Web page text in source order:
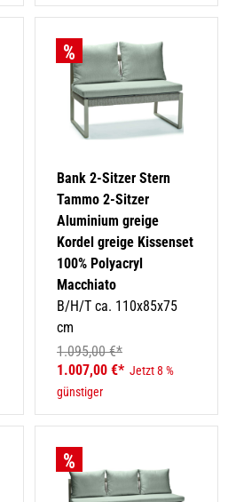
Bank 2-Sitzer Stern
Tammo 2-Sitzer
Aluminium greige
Kordel greige Kissenset
100% Polyacryl
Macchiato
B/H/T ca. 110x85x75
cm
1.095,00 €*
1.007,00 €* Jetzt 8 %
günstiger